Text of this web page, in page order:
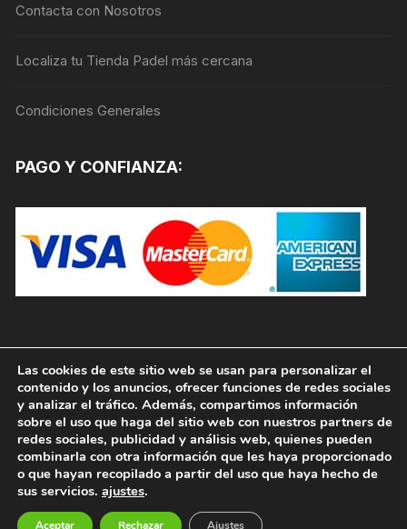
de
Contacta con Nosotros
Localiza tu Tienda Padel más cercana
Condiciones Generales
PAGO Y CONFIANZA:
Copyright © 2026, PINTURAS JAFEP |
PADELPINTURAS.COM. Todos los derechos reservados.
Las cookies de este sitio web se usan para personalizar el
contenido y los anuncios, ofrecer funciones de redes sociales
y analizar el tráfico. Además, compartimos información
sobre el uso que haga del sitio web con nuestros partners de
redes sociales, publicidad y análisis web, quienes pueden
combinarla con otra información que les haya proporcionado
o que hayan recopilado a partir del uso que haya hecho de
sus servicios. ajustes.
Aceptar Rechazar Ajustes